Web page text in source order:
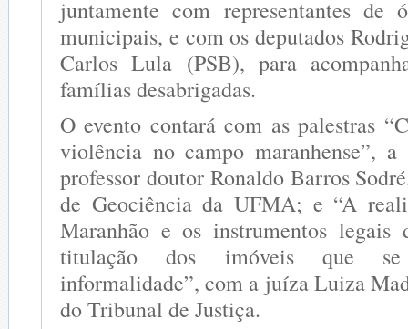
juntamente com representantes de
municipais, e com os deputados
Carlos Lula (PSB), para
famílias desabrigadas.
O evento contará com as palestras
violência no campo maranhense”,
professor doutor Ronaldo Barros
de Geociência da UFMA; e “A
Maranhão e os instrumentos legais
titulação dos imóveis que
informalidade”, com a juíza Luiza
do Tribunal de Justiça.